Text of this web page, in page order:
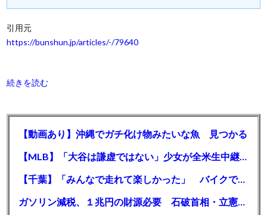
引用元
https://bunshun.jp/articles/-/79640
続きを読む
【動画あり】沖縄でガチ化け物みたいな魚 見つかる
【MLB】「大谷は謙虚ではない」少女が全米生中継で突然の大谷翔平批判 サイン無視された過去明かす
【千葉】「みんなで走れて楽しかった」 バイクでバースデー集団暴走 男女５７人を書類送検 SNSで参加者募る
ガソリン減税、１兆円の財源必要 石破首相・立憲野田氏「財源は死に物狂いで確保しなければならない」「本当に死に物狂いで」